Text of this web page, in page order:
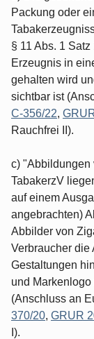
Packung oder
§ 11 Abs. 1
Erzeugnis in
gehalten wird
sichtbar ist
C-356/22,
Rauchfrei II).
c) "Abbildungen
TabakerzV
auf einem
angebrachten)
Abbilder von
Verbraucher die
Gestaltungen
und
(Anschluss an
370/20, GRUR
I).